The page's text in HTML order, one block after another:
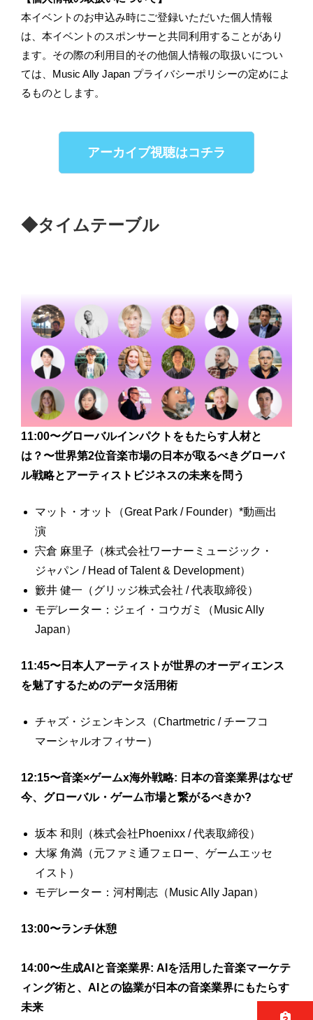
本イベントのお申込み時にご登録いただいた個人情報
は、本イベントのスポンサーと共同利用することがあり
ます。その際の利用目的その他個人情報の取扱いについ
ては、Music Ally Japan プライバシーポリシーの定めによ
るものとします。
アーカイブ視聴はコチラ
◆タイムテーブル
11:00〜グローバルインパクトをもたらす人材と
は？〜世界第2位音楽市場の日本が取るべきグローバ
ル戦略とアーティストビジネスの未来を問う
マット・オット（Great Park / Founder）*動画出
演
宍倉 麻里子（株式会社ワーナーミュージック・
ジャパン / Head of Talent & Development）
籔井 健一（グリッジ株式会社 / 代表取締役）
モデレーター：ジェイ・コウガミ（Music Ally
Japan）
11:45〜日本人アーティストが世界のオーディエンス
を魅了するためのデータ活用術
チャズ・ジェンキンス（Chartmetric / チーフコ
マーシャルオフィサー）
12:15〜音楽×ゲームx海外戦略: 日本の音楽業界はなぜ
今、グローバル・ゲーム市場と繋がるべきか?
坂本 和則（株式会社Phoenixx / 代表取締役）
大塚 角満（元ファミ通フェロー、ゲームエッセ
イスト）
モデレーター：河村剛志（Music Ally Japan）
13:00〜ランチ休憩
14:00〜生成AIと音楽業界: AIを活用した音楽マーケテ
ィング術と、AIとの協業が日本の音楽業界にもたらす
未来